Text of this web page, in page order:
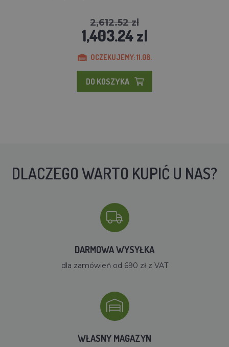
2,612.52 zl
1,403.24 zl
OCZEKUJEMY: 11.08.
DO KOSZYKA
DLACZEGO WARTO KUPIĆ U NAS?
DARMOWA WYSYŁKA
dla zamówień od 690 zł z VAT
WŁASNY MAGAZYN